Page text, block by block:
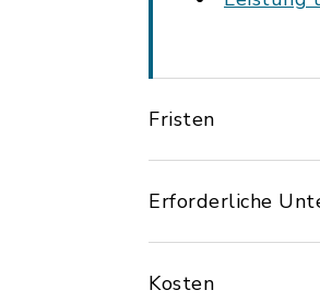
Fristen
Erforderliche
Kosten